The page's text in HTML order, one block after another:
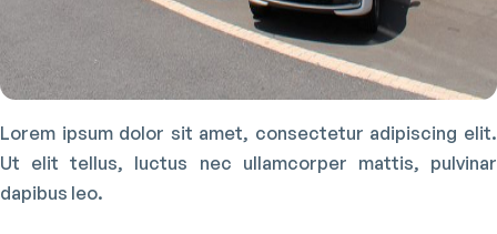
Lorem ipsum dolor sit amet, consectetur adipiscing elit.
Ut elit tellus, luctus nec ullamcorper mattis, pulvinar
dapibus leo.